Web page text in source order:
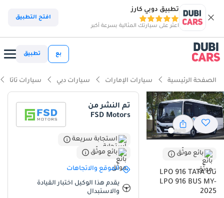
تطبيق دوبي كارز
اعثر على سيارتك المثالية بسرعة أكبر
افتح التطبيق
بع تطبيق
الصفحة الرئيسية سيارات الإمارات سيارات دبي سيارات تاتا
بائع موثّق
تاتا LPO 916 TATA
LPO 916 BUS MY-
2025
تم النشر من
FSD Motors
استجابة سريعة
بائع موثّق
الموقع والاتجاهات
يقدم هذا الوكيل اختبار القيادة
والاستبدال